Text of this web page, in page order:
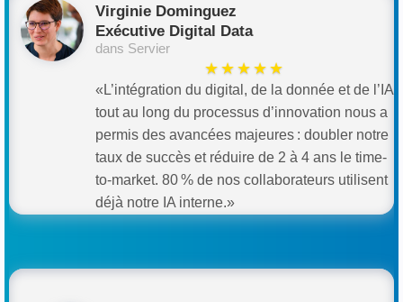
Virginie Dominguez
Exécutive Digital Data
dans Servier
★★★★★
«L’intégration du digital, de la donnée et de l’IA
tout au long du processus d’innovation nous a
permis des avancées majeures : doubler notre
taux de succès et réduire de 2 à 4 ans le time-
to-market. 80 % de nos collaborateurs utilisent
déjà notre IA interne.»